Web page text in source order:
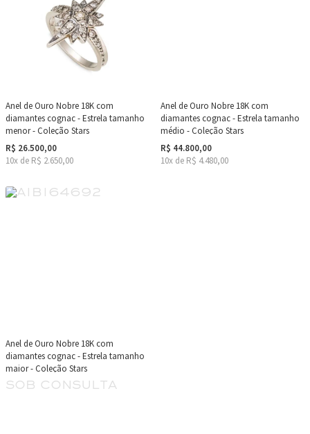
Anel de Ouro Nobre 18K com
diamantes cognac - Estrela tamanho
menor - Coleção Stars
R$ 26.500,00
10x de R$ 2.650,00
Anel de Ouro Nobre 18K com
diamantes cognac - Estrela tamanho
médio - Coleção Stars
R$ 44.800,00
10x de R$ 4.480,00
Anel de Ouro Nobre 18K com
diamantes cognac - Estrela tamanho
maior - Coleção Stars
sob consulta